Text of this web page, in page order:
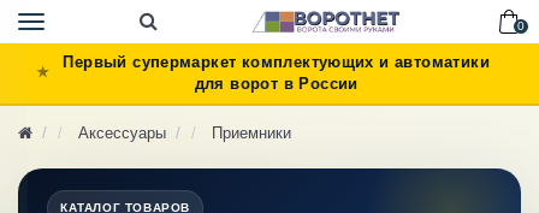
Toggle
navigation
0
Первый супермаркет комплектующих и автоматики
для ворот в России
Аксессуары Приемники
КАТАЛОГ ТОВАРОВ